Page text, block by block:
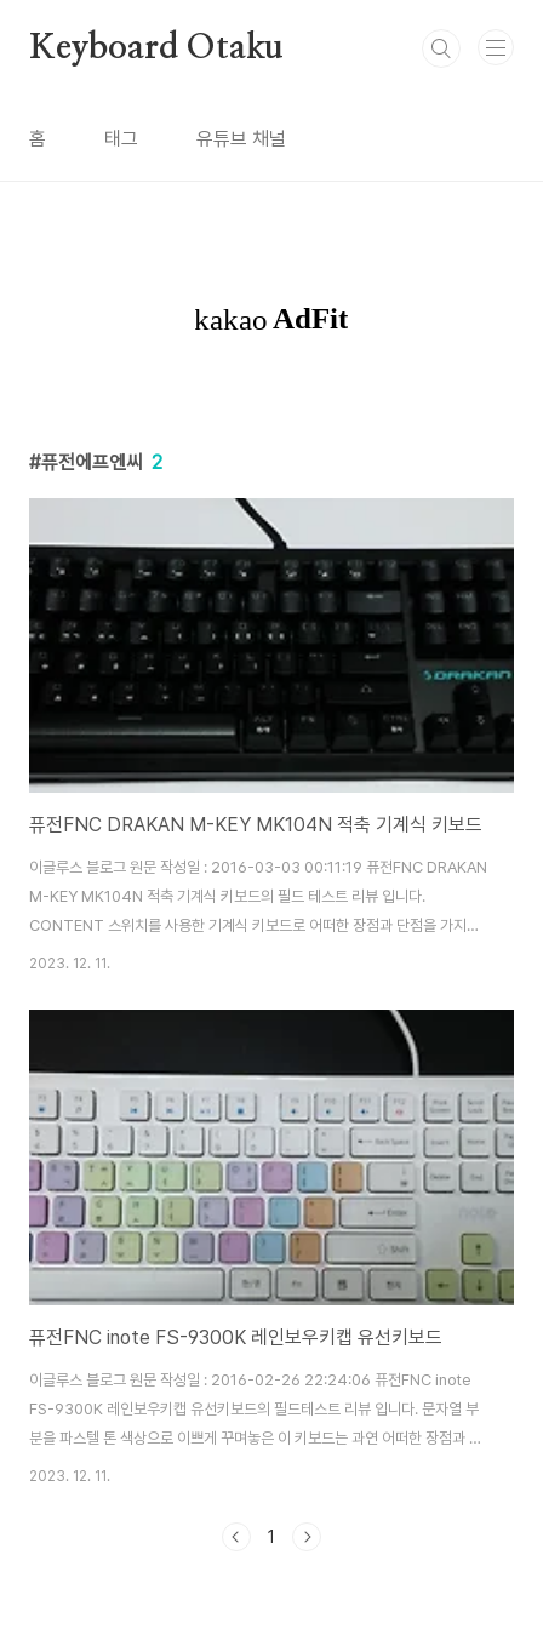
Keyboard Otaku
홈 태그 유튜브 채널
퓨전에프엔씨 2
퓨전FNC DRAKAN M-KEY MK104N 적축 기계식 키보드
이글루스 블로그 원문 작성일 : 2016-03-03 00:11:19 퓨전FNC DRAKAN
M-KEY MK104N 적축 기계식 키보드의 필드 테스트 리뷰 입니다.
CONTENT 스위치를 사용한 기계식 키보드로 어떠한 장점과 단점을 가지고
있는지 한번 살펴 보도록 하겠습니다. 체리 스위치의 특허가 만료 됨에 따라
고 다양한 회사에서 출시가 되고 있는데요, 어떻게 보면 기계식 스위치의 춘추
전국 시대라고 느껴지는 요즘 입니다. DRAKAN M-KEY MK104N (이하
MK104N)은 CONTENT 스위치를 사용하였는데, 처음 보는 새로운 스위치
라서 기대가 됩니다. 그럼 박스 부터 살펴 보도록 하겠습니다. 1. 패키지 구성 전
면 박..
2023. 12. 11.
퓨전FNC inote FS-9300K 레인보우키캡 유선키보드
이글루스 블로그 원문 작성일 : 2016-02-26 22:24:06 퓨전FNC inote
FS-9300K 레인보우키캡 유선키보드의 필드테스트 리뷰 입니다. 문자열 부
분을 파스텔 톤 색상으로 이쁘게 꾸며놓은 이 키보드는 과연 어떠한 장점과 단
점을 가지고 있는지 한번 살펴 보도록 하겠습니다. 1. 패키지 구성 박스의 전면
2023. 12. 11.
1